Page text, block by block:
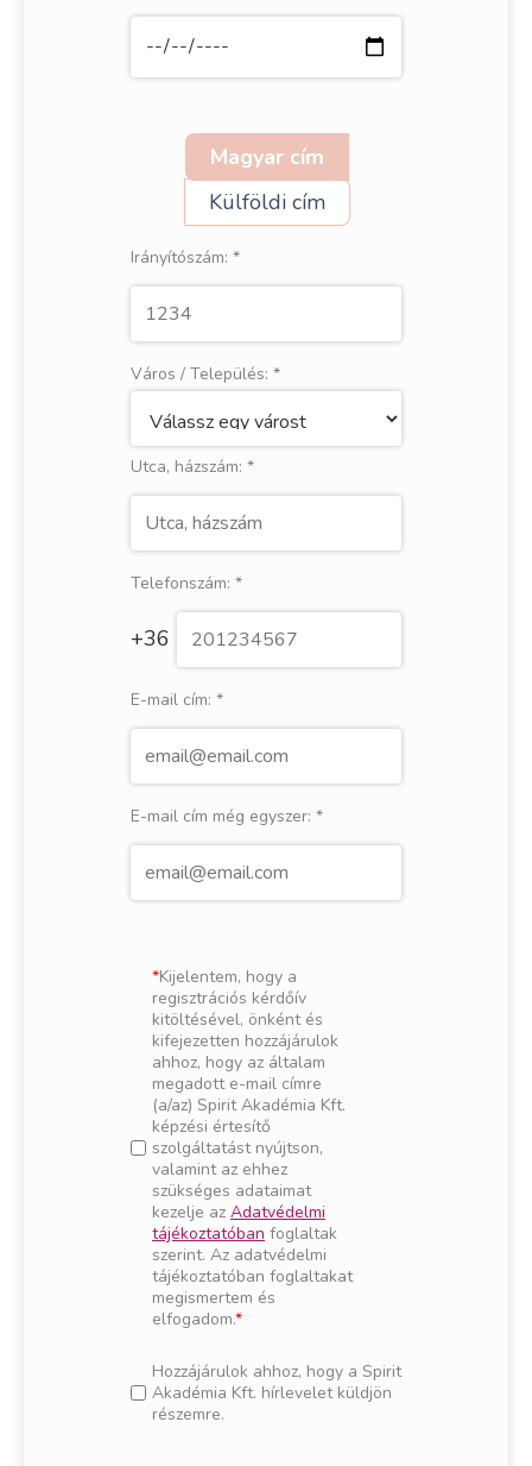
Magyar cím
Külföldi cím
Irányítószám: *
Város / Település: *
Utca, házszám: *
Telefonszám: *
+36
E-mail cím: *
E-mail cím még egyszer: *
Kijelentem, hogy a
regisztrációs kérdőív
kitöltésével, önként és
kifejezetten hozzájárulok
ahhoz, hogy az általam
megadott e-mail címre
(a/az) Spirit Akadémia Kft.
képzési értesítő
szolgáltatást nyújtson,
valamint az ehhez
szükséges adataimat
kezelje az Adatvédelmi
tájékoztatóban foglaltak
szerint. Az adatvédelmi
tájékoztatóban foglaltakat
megismertem és
elfogadom.
Hozzájárulok ahhoz, hogy a Spirit
Akadémia Kft. hírlevelet küldjön
részemre.